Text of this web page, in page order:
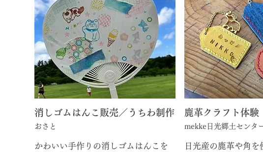
消しゴムはんこ販売／うちわ制作
おさと
かわいい手作りの消しゴムはんこを
​鹿革クラフト体験
mekke日光郷土センタ
日光産の鹿革や角を